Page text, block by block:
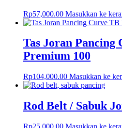
Rp57,000.00 Masukkan ke
Tas Joran Pancing
Premium 100
Rp104,000.00 Masukkan ke
Rod Belt / Sabuk